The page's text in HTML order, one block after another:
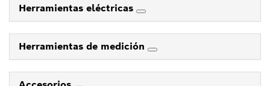
Herramientas eléctricas
Herramientas de medición